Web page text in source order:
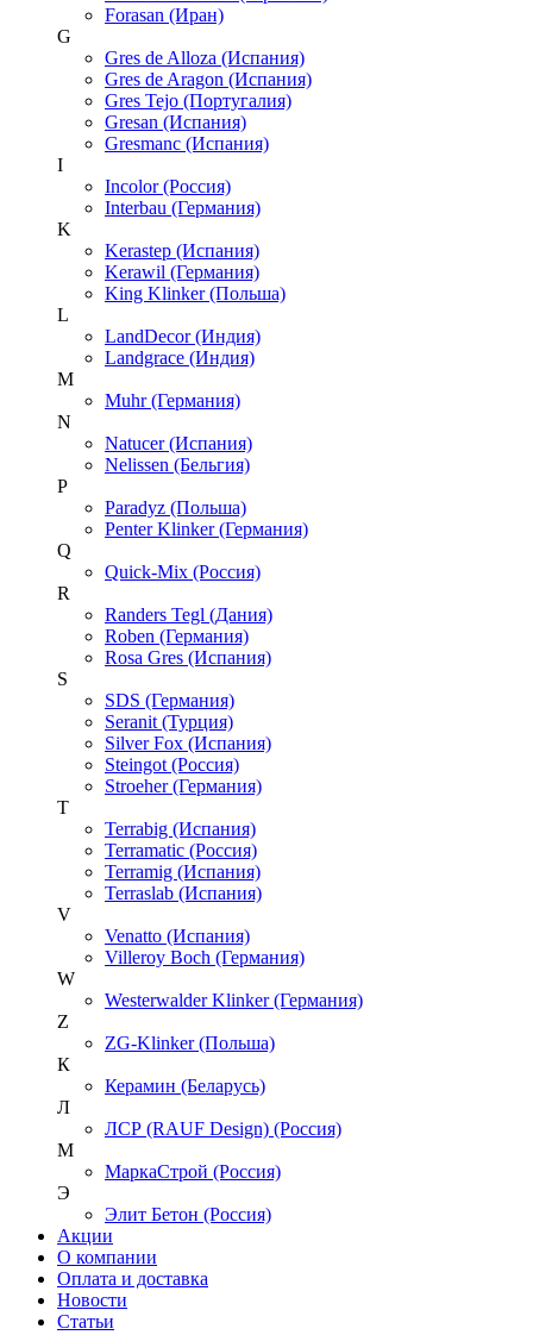
Forasan (Иран)
G
Gres de Alloza (Испания)
Gres de Aragon (Испания)
Gres Tejo (Португалия)
Gresan (Испания)
Gresmanc (Испания)
I
Incolor (Россия)
Interbau (Германия)
K
Kerastep (Испания)
Kerawil (Германия)
King Klinker (Польша)
L
LandDecor (Индия)
Landgrace (Индия)
M
Muhr (Германия)
N
Natucer (Испания)
Nelissen (Бельгия)
P
Paradyz (Польша)
Penter Klinker (Германия)
Q
Quick-Mix (Россия)
R
Randers Tegl (Дания)
Roben (Германия)
Rosa Gres (Испания)
S
SDS (Германия)
Seranit (Турция)
Silver Fox (Испания)
Steingot (Россия)
Stroeher (Германия)
T
Terrabig (Испания)
Terramatic (Россия)
Terramig (Испания)
Terraslab (Испания)
V
Venatto (Испания)
Villeroy Boch (Германия)
W
Westerwalder Klinker (Германия)
Z
ZG-Klinker (Польша)
К
Керамин (Беларусь)
Л
ЛСР (RAUF Design) (Россия)
М
МаркаСтрой (Россия)
Э
Элит Бетон (Россия)
Акции
О компании
Оплата и доставка
Новости
Статьи